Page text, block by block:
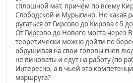
сплошной мат, причём по всему
Слободской и Мурыгино. Но какая
ругаться от Гирсово до Кирова с 5
От Гирсово до Нового моста через
теоретически можно дойти по
обрушивая на свои головы гнев
не виноваты и едут на работу (по
Интересно, а в чьей это
маршрута?